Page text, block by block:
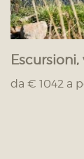
Escursioni,
da € 1042 a